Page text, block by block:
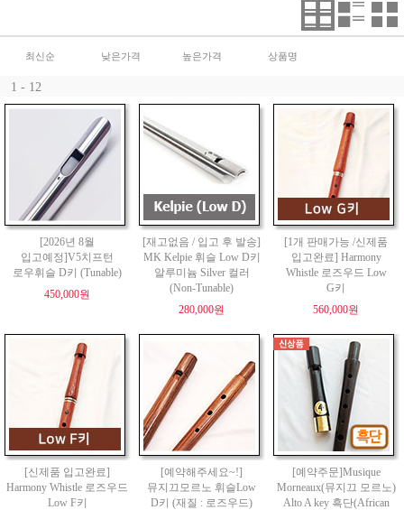
최신순 낮은가격 높은가격 상품명
1 - 12
[2026년 8월
입고예정]V5치프턴
로우휘슬 D키 (Tunable)
450,000원
[재고없음 / 입고 후 발송]
MK Kelpie 휘슬 Low D키
알루미늄 Silver 컬러
(Non-Tunable)
280,000원
[1개 판매가능 /신제품
입고완료] Harmony
Whistle 로즈우드 Low
G키
560,000원
[신제품 입고완료]
Harmony Whistle 로즈우드
Low F키
[예약해주세요~!]
뮤지끄모르노 휘슬Low
D키 (재질 : 로즈우드)
[예약주문]Musique
Morneaux(뮤지끄 모르노)
Alto A key 흑단(African